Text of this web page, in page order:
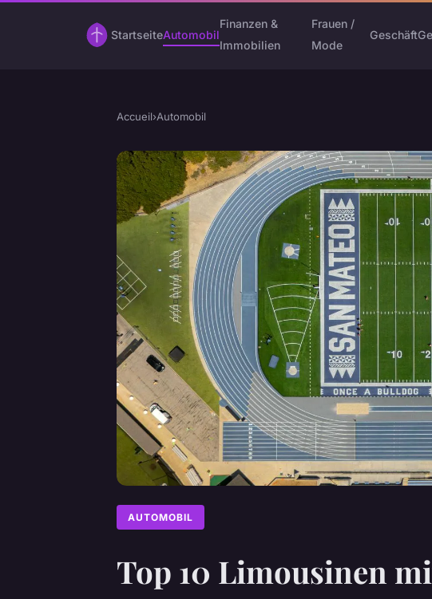
StartseiteAutomobil
Finanzen &
Immobilien
Frauen /
Mode
Geschäft
Accueil›Automobil
AUTOMOBIL
Top 10 Limousinen